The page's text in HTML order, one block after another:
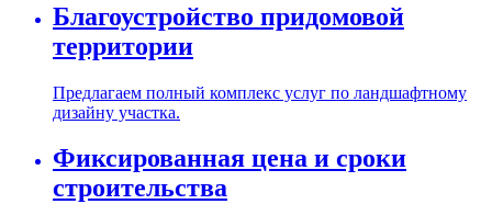
Благоустройство придомовой
территории
Предлагаем полный комплекс услуг по ландшафтному
дизайну участка.
Фиксированная цена и сроки
строительства